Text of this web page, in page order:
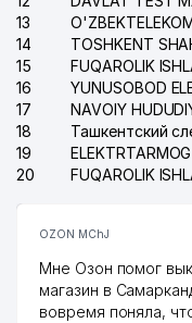
13
14
15
16
17
18
19
20
OZON MChJ
Мне Озон помог
магазин в
вовремя поняла,